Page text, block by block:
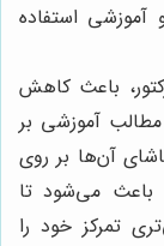
آموزشی استفاده
باعث کاهش
آموزشی بر
آن‌ها بر روی
می‌شود تا
تمرکز خود را